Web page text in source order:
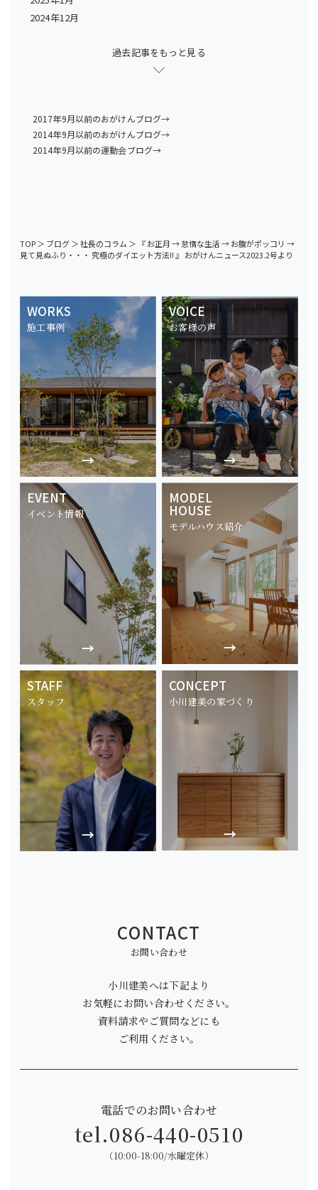
2024年12月
過去記事をもっと見る
2017年9月以前のおがけんブログ→
2014年9月以前のおがけんブログ→
2014年9月以前の運動会ブログ→
TOP＞ ブログ＞社長のコラム ＞ 『 お正月 → 怠惰な生活 → お腹がポッコリ →
見て見ぬふり・・・ 究極のダイエット方法!! 』 おがけんニュース2023.2号より
WORKS
施工事例
VOICE
お客様の声
EVENT
イベント情報
MODEL
HOUSE
モデルハウス紹介
STAFF
スタッフ
CONCEPT
小川建美の家づくり
CONTACT
お問い合わせ
小川建美へは下記より
お気軽にお問い合わせください。
資料請求やご質問などにも
ご利用ください。
電話でのお問い合わせ
tel.086-440-0510
（10:00-18:00/水曜定休）